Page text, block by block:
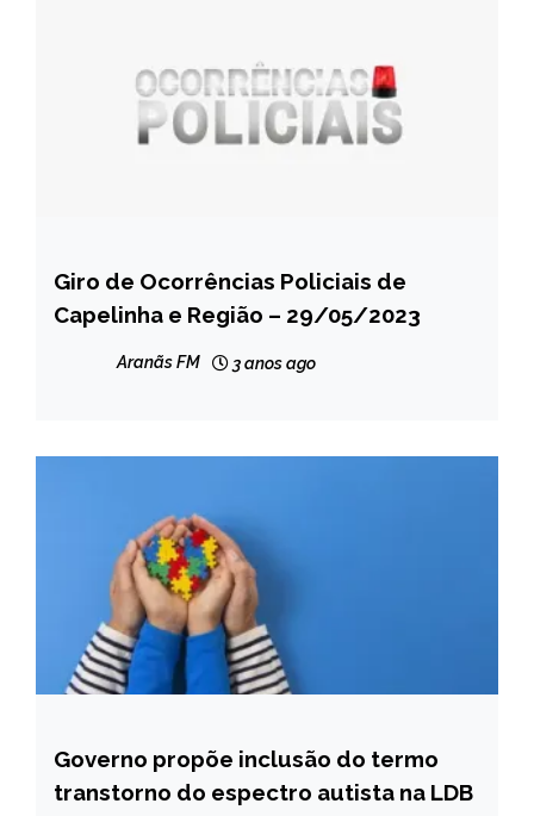
CAPELINHA
MINAS
Giro de Ocorrências Policiais de
Capelinha e Região – 29/05/2023
Aranãs FM 3 anos ago
BRASIL
NOTÍCIAS
Governo propõe inclusão do termo
transtorno do espectro autista na LDB